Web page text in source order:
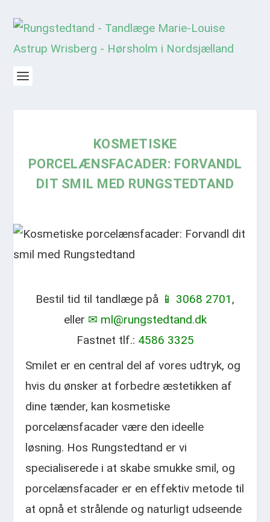
KOSMETISKE
PORCELÆNSFACADER: FORVANDL
DIT SMIL MED RUNGSTEDTAND
Bestil tid til tandlæge på 📱 3068 2701 ,
eller ✉ ml@rungstedtand.dk
Fastnet tlf.: 4586 3325
Smilet er en central del af vores udtryk, og
hvis du ønsker at forbedre æstetikken af
dine tænder, kan kosmetiske
porcelænsfacader være den ideelle
løsning. Hos Rungstedtand er vi
specialiserede i at skabe smukke smil, og
porcelænsfacader er en effektiv metode til
at opnå et strålende og naturligt udseende